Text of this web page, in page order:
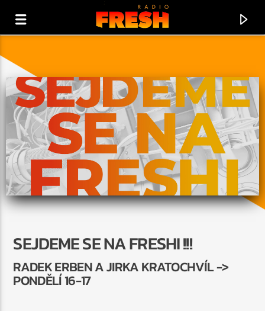
BAILAMOS
SEJDEME SE NA FRESHI !!!
RADEK ERBEN A JIRKA KRATOCHVÍL ->
PONDĚLÍ 16-17